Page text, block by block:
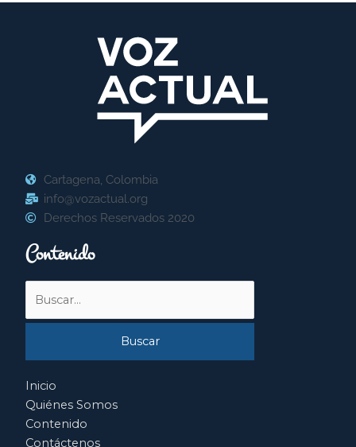
Cartagena, Colombia
info@vozactual.org
Derechos Reservados 2020
Contenido
por:
Inicio
Quiénes Somos
Contenido
Contáctenos